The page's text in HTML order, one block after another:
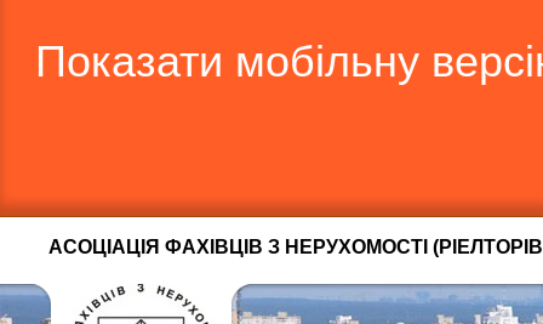
Показати мобільну
АСОЦІАЦІЯ ФАХІВЦІВ З НЕРУХОМОСТІ